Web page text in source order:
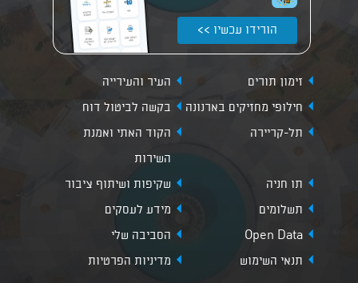
הורידו עכשיו >>
זימון תורים
העיר והעירייה
חילופי מחזיקים בארנונה
בקשה לביטול דוח
תל-קריירה
הקוד האתי ואמנת
השירות
תו חניה
שקיפות ושיתוף ציבור
תשלומים
מידע לעסקים
Open Data
הסביבה שלי
תנאי השימוש
מדיניות הפרטיות